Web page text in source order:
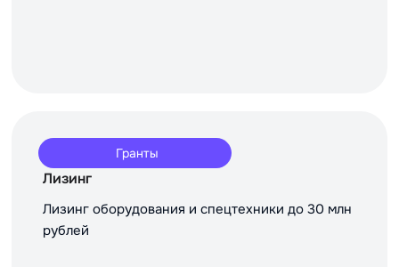
Гранты
Лизинг
Лизинг оборудования и спецтехники до 30 млн
рублей